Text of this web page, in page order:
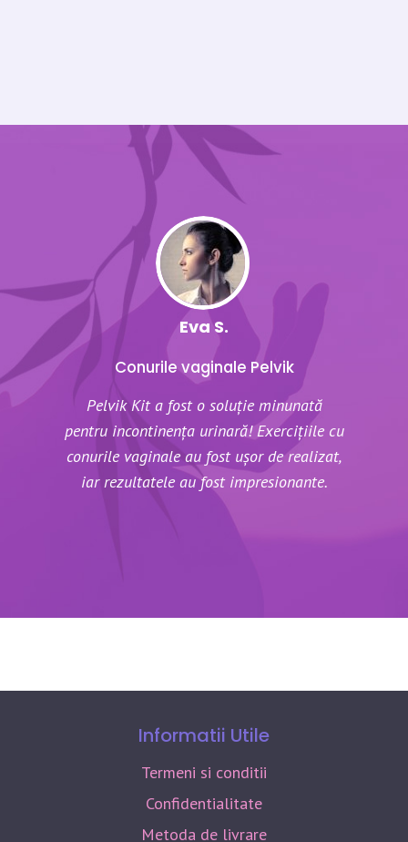
EvaS.
Conurile vaginale Pelvik
Pelvik Kit a fost o soluție minunată
pentru incontinența urinară! Exercițiile cu
conurile vaginale au fost ușor de realizat,
iar rezultatele au fost impresionante.
Informatii Utile
Termeni si conditii
Confidentialitate
Metoda de livrare